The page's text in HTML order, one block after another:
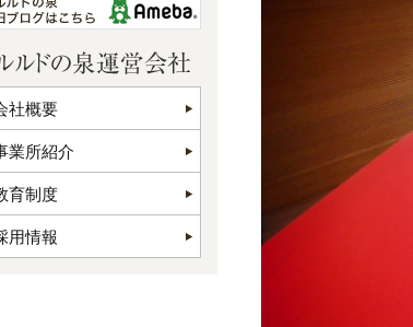
社概要
業所紹介
育制度
用情報